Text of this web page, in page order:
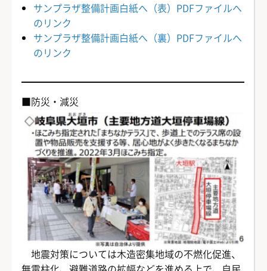
サンプラザ整備計画白紙へ（表）PDFファイルへ
のリンク
サンプラザ整備計画白紙へ（裏）PDFファイルへ
のリンク
■防災・減災
地震対策については木造密集地域の不燃化促進、